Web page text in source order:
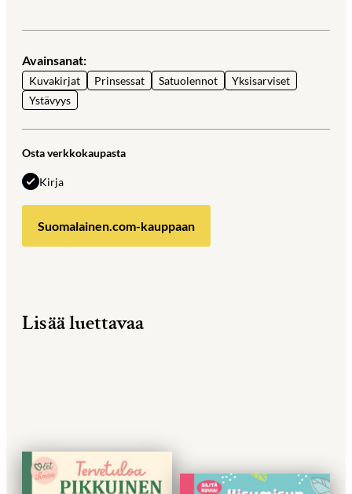
Avainsanat:
Kuvakirjat Prinsessat Satuolennot
Yksisarviset
Ystävyys
Osta verkkokaupasta
Kirja
Suomalainen.com-kauppaan
Lisää luettavaa